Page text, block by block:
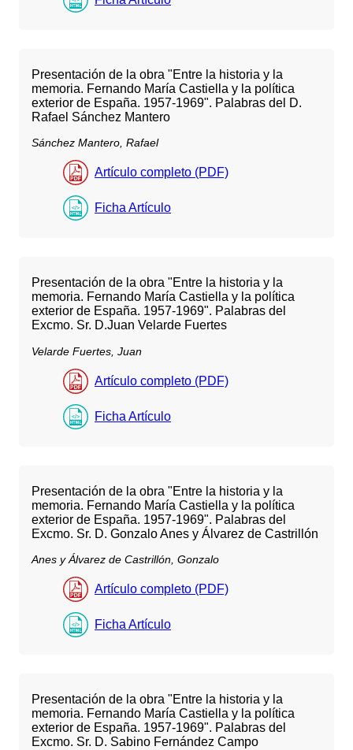
Presentación de la obra "Entre la historia y la
memoria. Fernando María Castiella y la política
exterior de España. 1957-1969". Palabras del D.
Rafael Sánchez Mantero
Sánchez Mantero, Rafael
Artículo completo (PDF)
Ficha Artículo
Presentación de la obra "Entre la historia y la
memoria. Fernando María Castiella y la política
exterior de España. 1957-1969". Palabras del
Excmo. Sr. D.Juan Velarde Fuertes
Velarde Fuertes, Juan
Artículo completo (PDF)
Ficha Artículo
Presentación de la obra "Entre la historia y la
memoria. Fernando María Castiella y la política
exterior de España. 1957-1969". Palabras del
Excmo. Sr. D. Gonzalo Anes y Álvarez de Castrillón
Anes y Álvarez de Castrillón, Gonzalo
Artículo completo (PDF)
Ficha Artículo
Presentación de la obra "Entre la historia y la
memoria. Fernando María Castiella y la política
exterior de España. 1957-1969". Palabras del
Excmo. Sr. D. Sabino Fernández Campo